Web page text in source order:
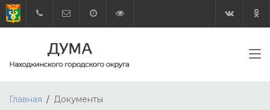
Главная Документы